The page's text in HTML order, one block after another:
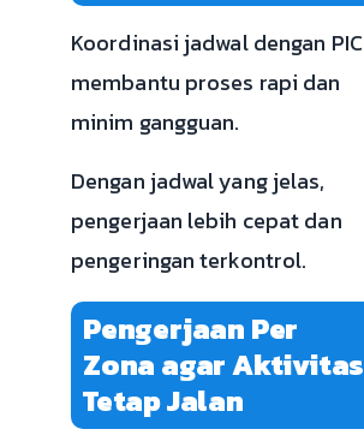
Koordinasi jadwal dengan PIC
membantu proses rapi dan
minim gangguan.
Dengan jadwal yang jelas,
pengerjaan lebih cepat dan
pengeringan terkontrol.
Pengerjaan Per
Zona agar Aktivitas
Tetap Jalan